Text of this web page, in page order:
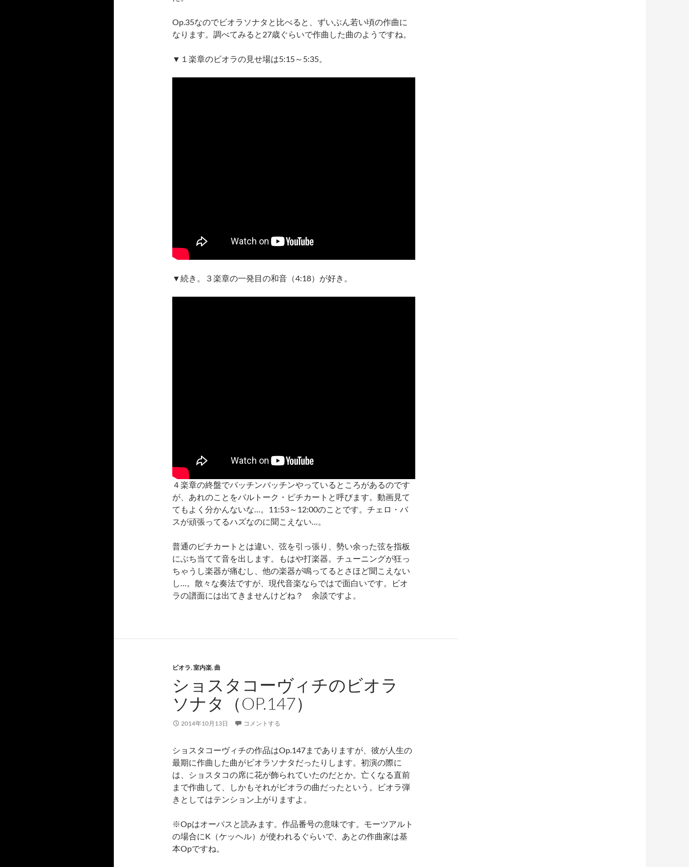
Op.35なのでビオラソナタと比べると、ずいぶん若い頃の作曲に
なります。調べてみると27歳ぐらいで作曲した曲のようですね。
▼１楽章のビオラの見せ場は5:15～5:35。
▼続き。３楽章の一発目の和音（4:18）が好き。
４楽章の終盤でバッチンバッチンやっているところがあるのです
が、あれのことをバルトーク・ピチカートと呼びます。動画見て
てもよく分かんないな…。11:53～12:00のことです。チェロ・バ
スが頑張ってるハズなのに聞こえない…。
普通のピチカートとは違い、弦を引っ張り、勢い余った弦を指板
にぶち当てて音を出します。もはや打楽器。チューニングが狂っ
ちゃうし楽器が痛むし、他の楽器が鳴ってるとさほど聞こえない
し…。散々な奏法ですが、現代音楽ならではで面白いです。ビオ
ラの譜面には出てきませんけどね？ 余談ですよ。
ビオラ,室内楽,曲
ショスタコーヴィチのビオラ
ソナタ（OP.147）
2014年10月13日 コメントする
ショスタコーヴィチの作品はOp.147までありますが、彼が人生の
最期に作曲した曲がビオラソナタだったりします。初演の際に
は、ショスタコの席に花が飾られていたのだとか。亡くなる直前
まで作曲して、しかもそれがビオラの曲だったという。ビオラ弾
きとしてはテンション上がりますよ。
※Opはオーパスと読みます。作品番号の意味です。モーツアルト
の場合にK（ケッヘル）が使われるぐらいで、あとの作曲家は基
本Opですね。